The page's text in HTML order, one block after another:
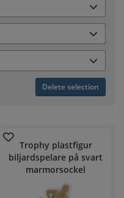
Delete selection
Trophy plastfigur
biljardspelare på svart
marmorsockel